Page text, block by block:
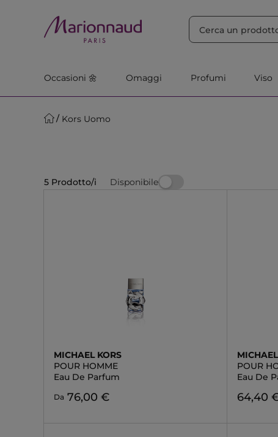
Occasioni 🌼 Omaggi Profumi Viso
Kors Uomo
5 Prodotto/i Disponibile
MICHAEL KORS
POUR HOMME
Eau De Parfum
Da 76,00 €
POUR
Eau De
64,40